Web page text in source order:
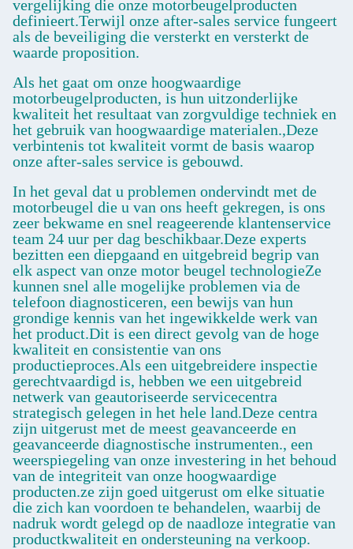
vergelijking die onze motorbeugelproducten
definieert.Terwijl onze after-sales service fungeert
als de beveiliging die versterkt en versterkt de
waarde proposition.
Als het gaat om onze hoogwaardige
motorbeugelproducten, is hun uitzonderlijke
kwaliteit het resultaat van zorgvuldige techniek en
het gebruik van hoogwaardige materialen.,Deze
verbintenis tot kwaliteit vormt de basis waarop
onze after-sales service is gebouwd.
In het geval dat u problemen ondervindt met de
motorbeugel die u van ons heeft gekregen, is ons
zeer bekwame en snel reageerende klantenservice
team 24 uur per dag beschikbaar.Deze experts
bezitten een diepgaand en uitgebreid begrip van
elk aspect van onze motor beugel technologieZe
kunnen snel alle mogelijke problemen via de
telefoon diagnosticeren, een bewijs van hun
grondige kennis van het ingewikkelde werk van
het product.Dit is een direct gevolg van de hoge
kwaliteit en consistentie van ons
productieproces.Als een uitgebreidere inspectie
gerechtvaardigd is, hebben we een uitgebreid
netwerk van geautoriseerde servicecentra
strategisch gelegen in het hele land.Deze centra
zijn uitgerust met de meest geavanceerde en
geavanceerde diagnostische instrumenten., een
weerspiegeling van onze investering in het behoud
van de integriteit van onze hoogwaardige
producten.ze zijn goed uitgerust om elke situatie
die zich kan voordoen te behandelen, waarbij de
nadruk wordt gelegd op de naadloze integratie van
productkwaliteit en ondersteuning na verkoop.